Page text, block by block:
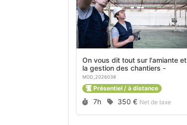
On vous dit tout sur l'amiante et
la gestion des chantiers -
MOD_2026038
Présentiel / à distance
Durée :
7h Prix :
350 € Net de taxe